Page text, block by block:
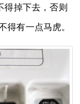
得掉下去，否则
得有一点马虎。